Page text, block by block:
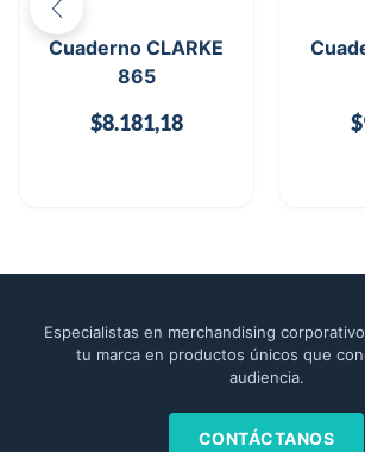
Cuaderno CLARKE
865
$8.181,18 $
Especialistas en merchandising
tu marca en productos únicos que
audiencia.
CONTÁCTANOS